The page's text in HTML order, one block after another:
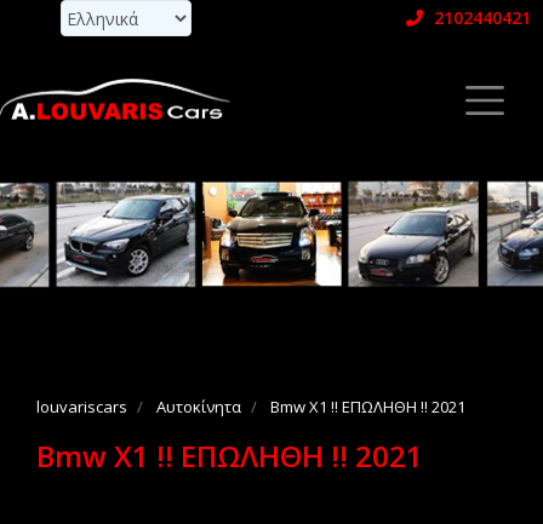
2102440421
Bmw X1 !! ΕΠΩΛΗΘΗ !! 2021
louvariscars Αυτοκίνητα Bmw X1 !! ΕΠΩΛΗΘΗ !! 2021